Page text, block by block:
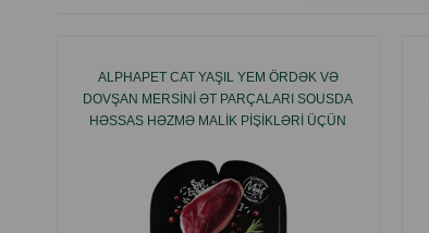
ALPHAPET CAT YAŞIL YEM ÖRDƏK VƏ
DOVŞAN MERSINI ƏT PARÇALARI SOUSDA
HƏSSAS HƏZMƏ MALIK PIŞIKLƏRI ÜÇÜN